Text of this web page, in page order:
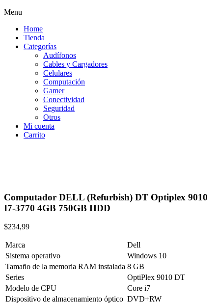
Menu
Home
Tienda
Categorías
Audífonos
Cables y Cargadores
Celulares
Computación
Gamer
Conectividad
Seguridad
Otros
Mi cuenta
Carrito
Computador DELL (Refurbish) DT Optiplex 9010
I7-3770 4GB 750GB HDD
$234,99
Marca
Dell
Sistema operativo
Windows 10
Tamaño de la memoria RAM instalada 8 GB
Series
OptiPlex 9010 DT
Modelo de CPU
Core i7
Dispositivo de almacenamiento óptico DVD+RW